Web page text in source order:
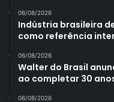
06/08/2026
Indústria brasileira
como referência
06/08/2026
Walter do Brasil
ao completar 30
06/08/2026